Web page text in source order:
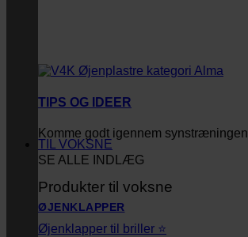
TIPS OG IDEER
Komme godt igennem synstræningen
SE ALLE INDLÆG
TIL VOKSNE
Produkter til voksne
ØJENKLAPPER
Øjenklapper til briller ⭐